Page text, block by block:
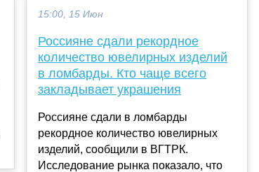
15:00, 15 Июн
Россияне сдали рекордное
количество ювелирных изделий
в ломбарды. Кто чаще всего
закладывает украшения
Россияне сдали в ломбарды
рекордное количество ювелирных
изделий, сообщили в ВГТРК.
Исследование рынка показало, что